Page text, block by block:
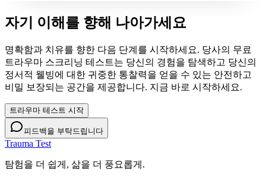
자기 이해를 향해 나아가세요
명확함과 치유를 향한 다음 단계를 시작하세요. 당사의 무료
트라우마 스크리닝 테스트는 당신의 경험을 탐색하고 당신의
정서적 웰빙에 대한 귀중한 통찰력을 얻을 수 있는 안전하고
비밀 보장되는 공간을 제공합니다. 지금 바로 시작하세요.
트라우마 테스트 시작
피드백을 부탁드립니다
Trauma Test
탐험을 더 쉽게, 삶을 더 풍요롭게.